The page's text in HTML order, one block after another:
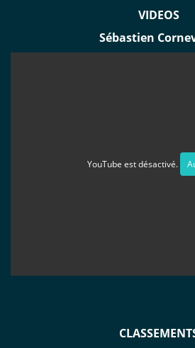
VIDEOS
Sébastien
YouTube est désactivé.